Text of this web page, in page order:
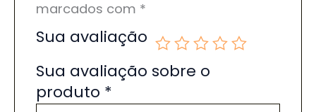
marcados com *
Sua avaliação
Sua avaliação sobre o
produto *